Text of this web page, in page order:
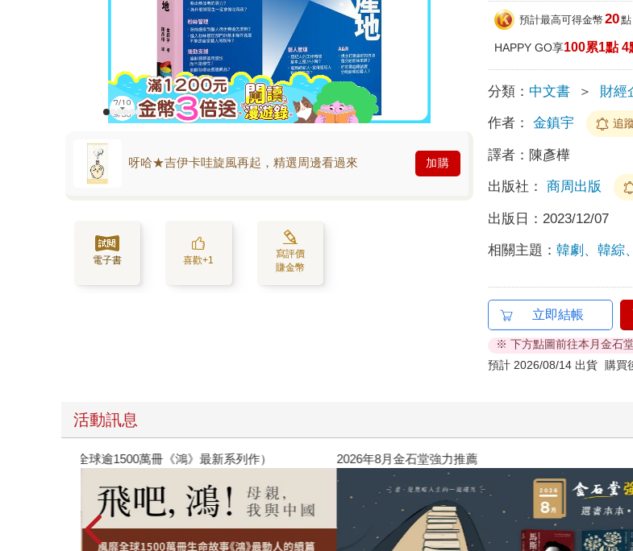
呀哈★吉伊卡哇旋風再起，精選周邊看過來 加購
電子書 喜歡+1
寫評價
賺金幣
預計最高可得金幣 20點
HAPPY GO享100累1點 4
分類： 中文書 ＞ 財經
作者： 金鎮宇 追
譯者： 陳彥樺
出版社： 商周出版
出版日： 2023/12/07
相關主題：韓劇、韓綜
立即結帳
※ 下方點圖前往本月金石
預計 2026/08/14 出貨
購
活動訊息
國（暢銷全球逾1500萬冊《鴻》最新系列作） 2026年8月金石堂強力推薦